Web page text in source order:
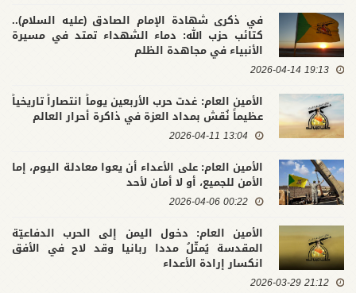
في ذكرى شهادة الإمام الصادق (عليه السلام)..
كتائب حزب الله: دماء الشهداء تمتد في مسيرة
الأنبياء في مجاهدة الظلم
19:13 2026-04-14
الأمين العام: غدت حرب الأربعين يوماً انتصاراً تاريخياً
عظيماً نُقش بمداد العزة في ذاكرة أحرار العالم
13:04 2026-04-11
الأمين العام: على الأعداء أن يعوا معادلة اليوم، إما
الأمن للجميع، أو لا أمان لأحد
00:22 2026-04-06
الأمين العام: دخول اليمن إلى الحرب الدفاعيّة
المقدسة يُمثّلُ مددا ربانيا وقد لاح في الأفق
انكسار إرادة الأعداء
21:12 2026-03-29